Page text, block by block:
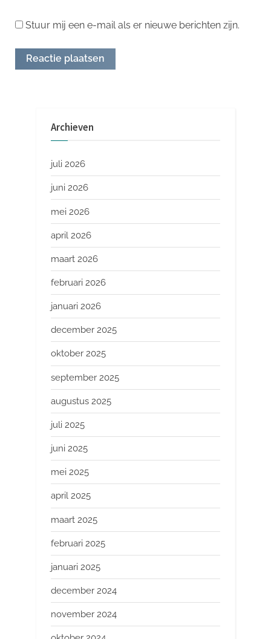
Stuur mij een e-mail als er nieuwe berichten zijn.
Archieven
juli 2026
juni 2026
mei 2026
april 2026
maart 2026
februari 2026
januari 2026
december 2025
oktober 2025
september 2025
augustus 2025
juli 2025
juni 2025
mei 2025
april 2025
maart 2025
februari 2025
januari 2025
december 2024
november 2024